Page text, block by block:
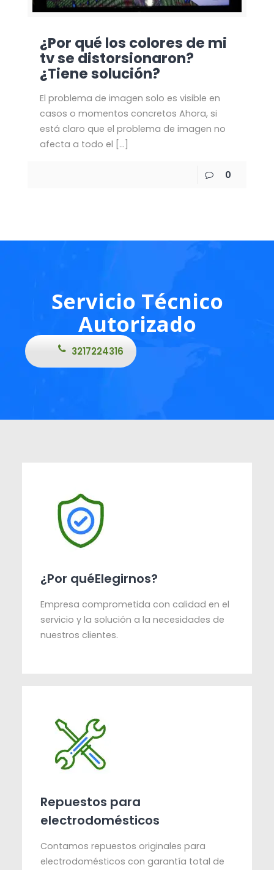
¿Por qué los colores de mi
tv se distorsionaron?
¿Tiene solución?
El problema de imagen solo es visible en
casos o momentos concretos Ahora, si
está claro que el problema de imagen no
afecta a todo el […]
0
Servicio Técnico
Autorizado
3217224316
¿Por quéElegirnos?
Empresa comprometida con calidad en el
servicio y la solución a la necesidades de
nuestros clientes.
Repuestos para
electrodomésticos
Contamos repuestos originales para
electrodomésticos con garantía total de